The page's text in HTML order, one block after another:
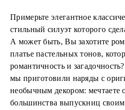
Примерьте элегантное
стильный силуэт которого
А может быть, Вы захотите
платье пастельных тонов,
романтичность и
мы приготовили наряды с
необычным декором: мечтаете
большинства выпускниц